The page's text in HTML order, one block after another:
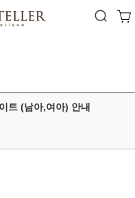
트 (남아,여아) 안내